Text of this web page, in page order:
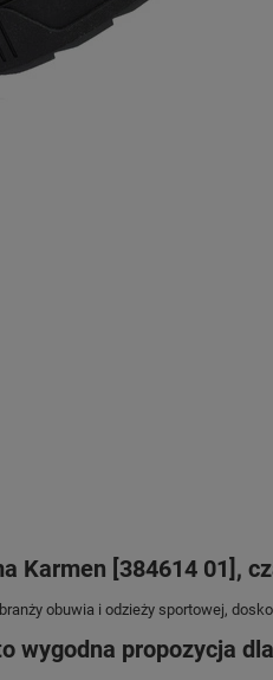
Karmen [384614 01],
obuwia i odzieży sportowej,
wygodna propozycja